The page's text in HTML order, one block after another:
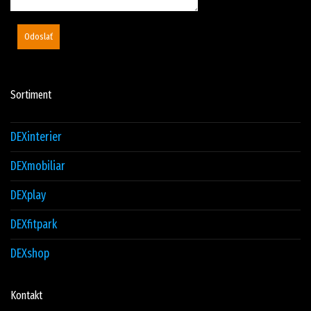
Odoslať
Sortiment
DEXinterier
DEXmobiliar
DEXplay
DEXfitpark
DEXshop
Kontakt